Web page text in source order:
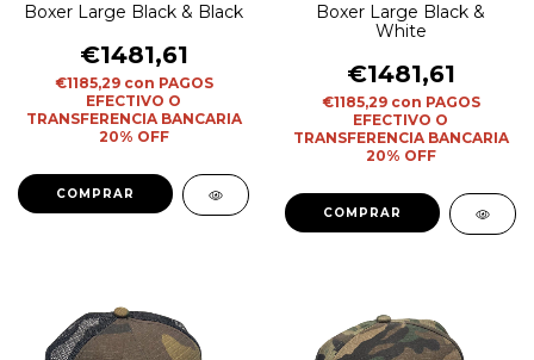
Boxer Large Black & Black
€1481,61
€1185,29 con PAGOS
EFECTIVO O
TRANSFERENCIA BANCARIA
20% OFF
COMPRAR
Boxer Large Black &
White
€1481,61
€1185,29 con PAGOS
EFECTIVO O
TRANSFERENCIA BANCARIA
20% OFF
COMPRAR